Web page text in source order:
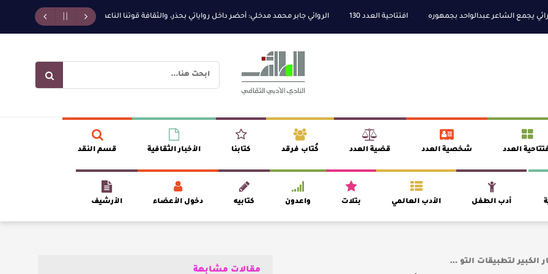
الشاعر عبدالواحد بجمهوره افتتاحية العدد 130 الروائي جابر محمد مدخلي: أحضر داخل رواياتي بحذر، والثقافة قوتنا الناعمة لمخاطبة العالم. القيمة
العدد شخصية العدد قضية العدد كُتاب فرقد كتابنا الأخبار الثقافية قسم النقد
أدب الطفل الأدب العالمي بتلات واعدون كتابيه دخول الأعضاء الأرشيف
مقالات مشابهة
الكبير لتطبيقات التو …